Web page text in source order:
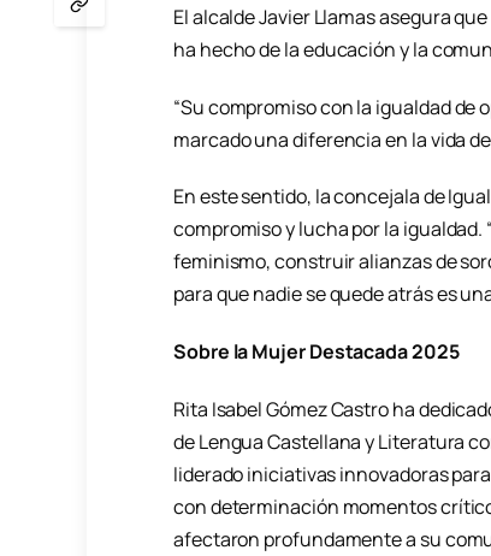
El alcalde Javier Llamas asegura
ha hecho de la educación y la
“Su compromiso con la igualdad
marcado una diferencia en la vida
En este sentido, la concejala de
compromiso y lucha por la
feminismo, construir alianzas de
para que nadie se quede atrás es
Sobre la Mujer Destacada 2025
Rita Isabel Gómez Castro ha
de Lengua Castellana y Literatura
liderado iniciativas innovadoras
con determinación momentos
afectaron profundamente a su